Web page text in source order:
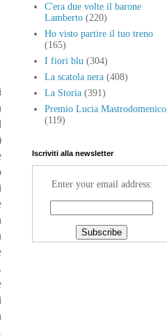
C'era due volte il barone
Lamberto (220)
Ho visto partire il tuo treno
(165)
I fiori blu (304)
La scatola nera (408)
La Storia (391)
Premio Lucia Mastrodomenico
(119)
Iscriviti alla newsletter
Enter your email address: